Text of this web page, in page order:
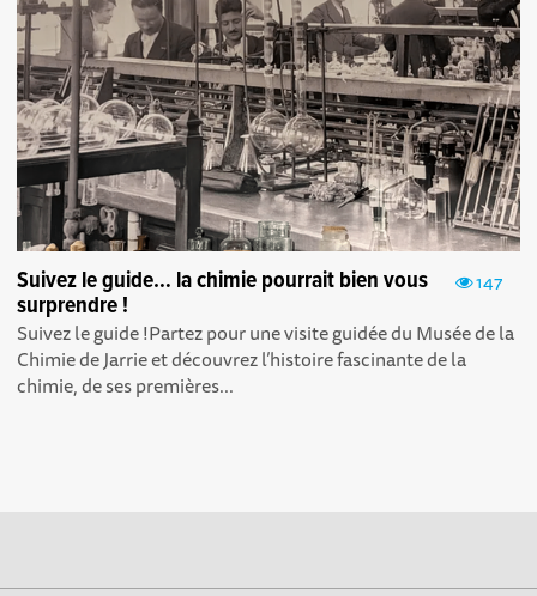
147
Suivez le guide… la chimie pourrait bien vous
surprendre !
Suivez le guide !Partez pour une visite guidée du Musée de la
Chimie de Jarrie et découvrez l’histoire fascinante de la
chimie, de ses premières...